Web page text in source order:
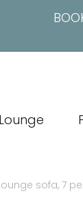
Lounge
sofa, 7